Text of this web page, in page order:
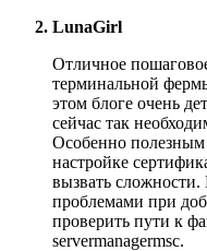
LunaGirl
Отличное
терминальной
этом блоге очень
сейчас так
Особенно полезным
настройке
вызвать сложности.
проблемами при
проверить пути к
servermanagermsc.